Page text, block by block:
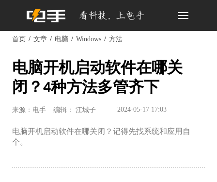
Toggle
首页 文章 电脑 Windows 方法
电脑开机启动软件在哪关
闭？4种方法多管齐下
来源：电手 编辑： 江城子 2024-05-17 17:03
电脑开机启动软件在哪关闭？记得先找系统和应用自
个。